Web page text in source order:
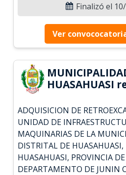
Finalizó el
Ver
HUASAHUASI
ADQUISICION DE
UNIDAD DE
MAQUINARIAS DE LA
DISTRITAL DE
HUASAHUASI, PROVINCIA
DEPARTAMENTO DE JUNIN